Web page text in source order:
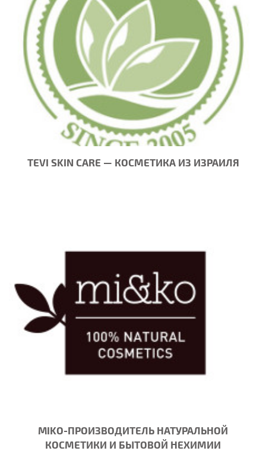
TEVI SKIN CARE — КОСМЕТИКА ИЗ ИЗРАИЛЯ
MIKO-ПРОИЗВОДИТЕЛЬ НАТУРАЛЬНОЙ
КОСМЕТИКИ И БЫТОВОЙ НЕХИМИИ